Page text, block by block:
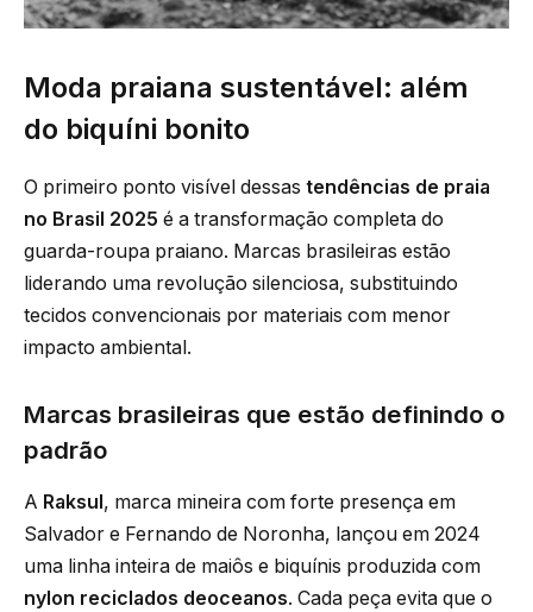
Moda praiana sustentável: além
do biquíni bonito
O primeiro ponto visível dessas tendências de praia
no Brasil 2025 é a transformação completa do
guarda-roupa praiano. Marcas brasileiras estão
liderando uma revolução silenciosa, substituindo
tecidos convencionais por materiais com menor
impacto ambiental.
Marcas brasileiras que estão definindo o
padrão
A Raksul, marca mineira com forte presença em
Salvador e Fernando de Noronha, lançou em 2024
uma linha inteira de maiôs e biquínis produzida com
nylon reciclados deoceanos. Cada peça evita que o